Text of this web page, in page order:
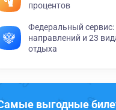
процентов
Федеральный сервис:
направлений и 23
отдыха
выгодные